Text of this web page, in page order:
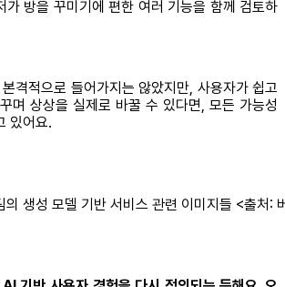
가 방을 꾸미기에 편한 여러 기능을 함께 검토하
격적으로 들어가지는 않았지만, 사용자가 쉽고
며 상상을 실제로 바꿀 수 있다면, 모든 가능성
있어요.
의 생성 모델 기반 서비스 관련 이미지들 <출처: